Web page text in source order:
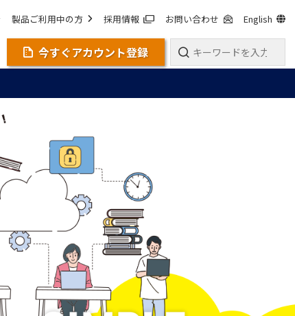
製品ご利用中の方 採用情報 お問い合わせ English
今すぐアカウント登録